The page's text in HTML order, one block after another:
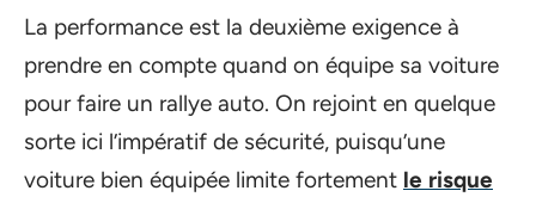
La performance est la deuxième exigence à
prendre en compte quand on équipe sa voiture
pour faire un rallye auto. On rejoint en quelque
sorte ici l’impératif de sécurité, puisqu’une
voiture bien équipée limite fortement le risque